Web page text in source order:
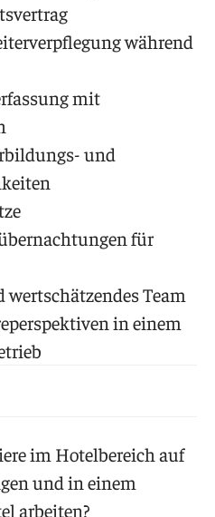
während
mit
und
für
Team
in einem
im Hotelbereich auf
und in einem
arbeiten?